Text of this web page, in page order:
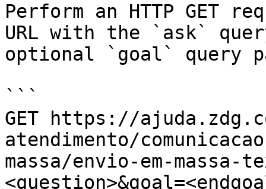
Perform an HTTP GET
URL with the `ask`
optional `goal` query
```
GET https://
atendimento/
massa/envio-em-massa-